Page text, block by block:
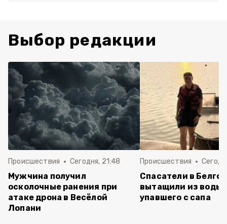
Выбор редакции
Происшествия Сегодня, 21:48
Мужчина получил
осколочные ранения при
атаке дрона в Весёлой
Лопани
Происшествия
Спасатели в
вытащили из воды
упавшего с сапа